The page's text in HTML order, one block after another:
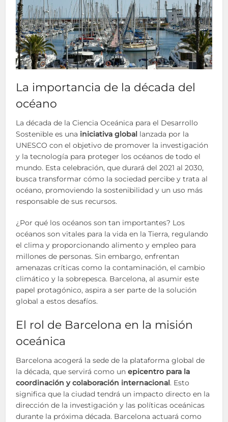
La importancia de la década del
océano
La década de la Ciencia Oceánica para el Desarrollo
Sostenible es una iniciativa global lanzada por la
UNESCO con el objetivo de promover la investigación
y la tecnología para proteger los océanos de todo el
mundo. Esta celebración, que durará del 2021 al 2030,
busca transformar cómo la sociedad percibe y trata al
océano, promoviendo la sostenibilidad y un uso más
responsable de sus recursos.
¿Por qué los océanos son tan importantes? Los
océanos son vitales para la vida en la Tierra, regulando
el clima y proporcionando alimento y empleo para
millones de personas. Sin embargo, enfrentan
amenazas críticas como la contaminación, el cambio
climático y la sobrepesca. Barcelona, al asumir este
papel protagónico, aspira a ser parte de la solución
global a estos desafíos.
El rol de Barcelona en la misión
oceánica
Barcelona acogerá la sede de la plataforma global de
la década, que servirá como unepicentro para la
coordinación y colaboración internacional. Esto
significa que la ciudad tendrá un impacto directo en la
dirección de la investigación y las políticas oceánicas
durante la próxima década. Barcelona actuará como